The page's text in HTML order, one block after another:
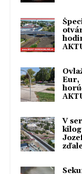
Eur,
V